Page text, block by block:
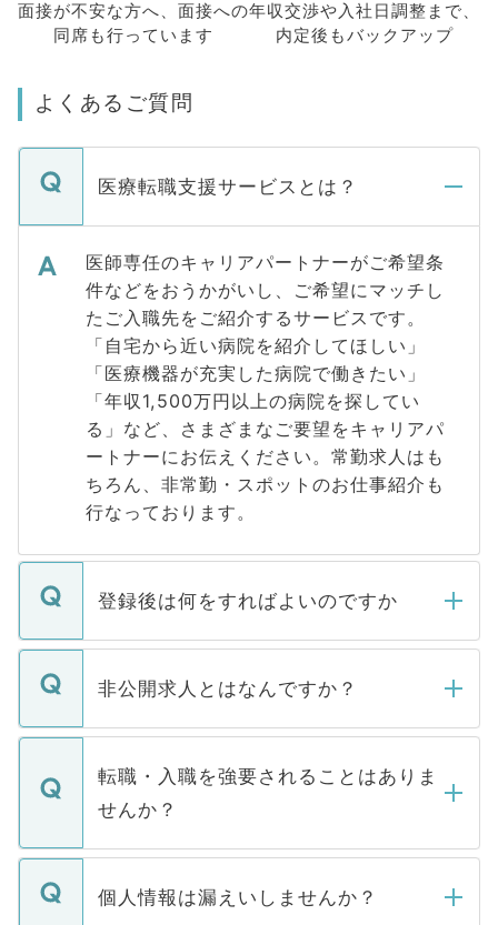
面接が不安な方へ、 面接への
同席も行っています
年収交渉や入社日調整まで、
内定後もバックアップ
よくあるご質問
医療転職支援サービスとは？
医師専任のキャリアパートナーがご希望条
件などをおうかがいし、ご希望にマッチし
たご入職先をご紹介するサービスです。
「自宅から近い病院を紹介してほしい」
「医療機器が充実した病院で働きたい」
「年収1,500万円以上の病院を探してい
る」など、さまざまなご要望をキャリアパ
ートナーにお伝えください。常勤求人はも
ちろん、非常勤・スポットのお仕事紹介も
行なっております。
登録後は何をすればよいのですか
ご登録いただきましたら、弊社担当者がご
登録内容を確認し、その後メールもしくは
ます。通常、5営業日以内にはご連絡をせて
いただきますので、しばらくお待ちくださ
非公開求人とはなんですか？
マイナビDOCTORで取り扱っている求人の
うち約3割は、Webサイトからご覧いただ
けない「非公開求人」です。非公開求人は
下記の理由によって、一般には公開してい
ません。
■応募殺到を避けるため 人気のある医療機
転職・入職を強要されることはありま
せんか？
転職・入職を強要することは一切ありませ
ん。また、仮に応募先から内定をいただい
個人情報は漏えいしませんか？